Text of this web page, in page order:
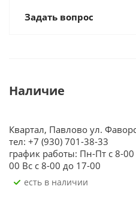
Задать вопрос
Наличие
Квартал, Павлово ул.
тел: +7 (930) 701-38-33
график работы: Пн-Пт с 8-
00 Вс с 8-00 до 17-00
Есть в наличии